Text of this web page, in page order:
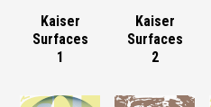
Kaiser
Surfaces
1
Kaiser
Surfaces
2